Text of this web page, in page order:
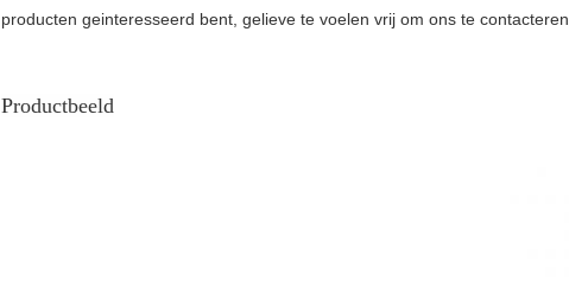
producten geinteresseerd bent, gelieve te voelen vrij om ons te contacteren.
Productbeeld